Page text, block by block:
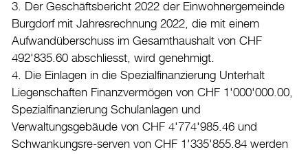
3. Der Geschäftsbericht 2022 der Einwohnergemeinde
Burgdorf mit Jahresrechnung 2022, die mit einem
Aufwandüberschuss im Gesamthaushalt von CHF
492'835.60 abschliesst, wird genehmigt.
4. Die Einlagen in die Spezialfinanzierung Unterhalt
Liegenschaften Finanzvermögen von CHF 1'000'000.00,
Spezialfinanzierung Schulanlagen und
Verwaltungsgebäude von CHF 4'774'985.46 und
Schwankungsre-serven von CHF 1'335'855.84 werden